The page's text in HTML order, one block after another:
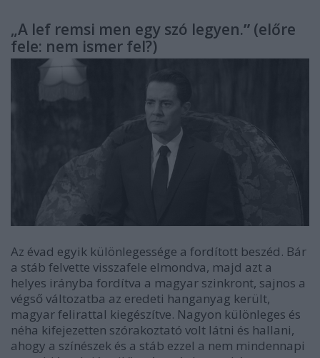
„A lef remsi men egy szó legyen.” (előre
fele: nem ismer fel?)
Az évad egyik különlegessége a fordított beszéd. Bár
a stáb felvette visszafele elmondva, majd azt a
helyes irányba fordítva a magyar szinkront, sajnos a
végső változatba az eredeti hanganyag került,
magyar felirattal kiegészítve. Nagyon különleges és
néha kifejezetten szórakoztató volt látni és hallani,
ahogy a színészek és a stáb ezzel a nem mindennapi